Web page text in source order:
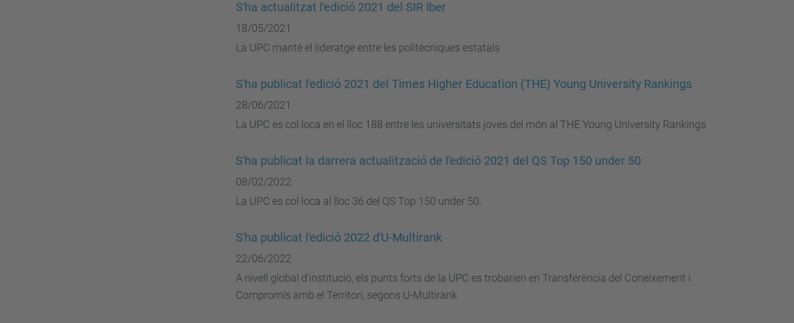
S'ha actualitzat l'edició 2021 del SIR Iber
18/05/2021
La UPC manté el lideratge entre les politècniques estatals
S'ha publicat l'edició 2021 del Times Higher Education (THE) Young University Rankings
28/06/2021
La UPC es col·loca en el lloc 188 entre les universitats joves del món al THE Young University Rankings
S'ha publicat la darrera actualització de l'edició 2021 del QS Top 150 under 50
08/02/2022
La UPC es col·loca al lloc 36 del QS Top 150 under 50.
S'ha publicat l'edició 2022 d'U-Multirank
22/06/2022
A nivell global d'institució, els punts forts de la UPC es trobarien en Transferència del Coneixement i
Compromís amb el Territori, segons U-Multirank